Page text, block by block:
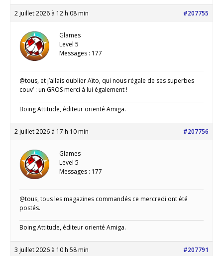
2 juillet 2026 à 12 h 08 min #207755
Glames
Level 5
Messages : 177
@tous, et j’allais oublier Aïto, qui nous régale de ses superbes
couv’ : un GROS merci à lui également !
Boing Attitude, éditeur orienté Amiga.
2 juillet 2026 à 17 h 10 min #207756
Glames
Level 5
Messages : 177
@tous, tous les magazines commandés ce mercredi ont été
postés.
Boing Attitude, éditeur orienté Amiga.
3 juillet 2026 à 10 h 58 min #207791